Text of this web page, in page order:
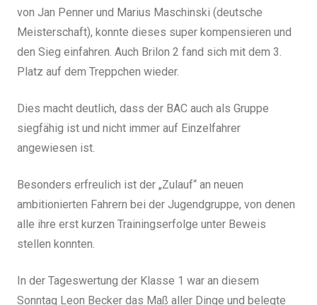
von Jan Penner und Marius Maschinski (deutsche
Meisterschaft), konnte dieses super kompensieren und
den Sieg einfahren. Auch Brilon 2 fand sich mit dem 3.
Platz auf dem Treppchen wieder.
Dies macht deutlich, dass der BAC auch als Gruppe
siegfähig ist und nicht immer auf Einzelfahrer
angewiesen ist.
Besonders erfreulich ist der „Zulauf“ an neuen
ambitionierten Fahrern bei der Jugendgruppe, von denen
alle ihre erst kurzen Trainingserfolge unter Beweis
stellen konnten.
In der Tageswertung der Klasse 1 war an diesem
Sonntag Leon Becker das Maß aller Dinge und belegte